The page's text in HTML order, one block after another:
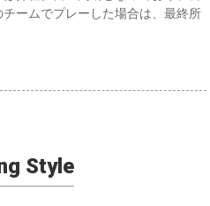
ームでプレーした場合は、最終所
Style